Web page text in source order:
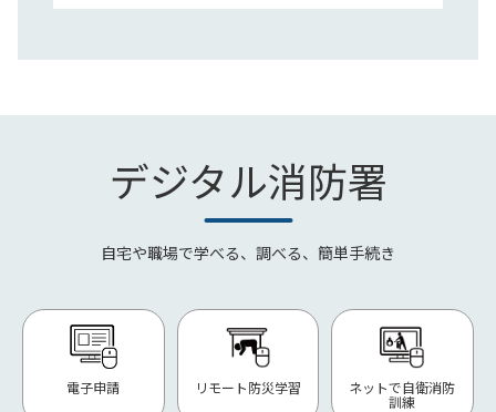
デジタル消防署
自宅や職場で学べる、調べる、簡単手続き
電子申請 リモート防災学習 ネットで自衛消防
訓練